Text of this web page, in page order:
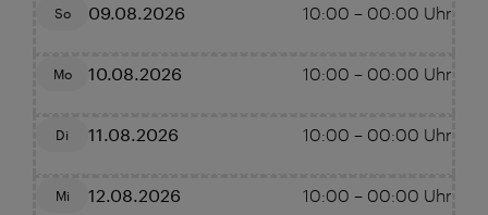
So 09.08.2026 10:00 – 00:00 Uhr
Mo 10.08.2026 10:00 – 00:00 Uhr
Di 11.08.2026 10:00 – 00:00 Uhr
Mi 12.08.2026 10:00 – 00:00 Uhr